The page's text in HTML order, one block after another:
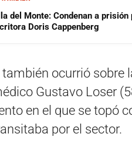
del Monte: Condenan a
Doris Cappenberg
ocurrió sobre
Gustavo Loser
en el que se topó
por el sector.